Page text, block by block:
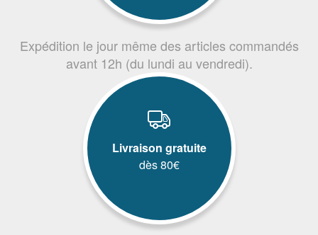
Expédition le jour même des articles commandés
avant 12h (du lundi au vendredi).
Livraison gratuite
dès 80€